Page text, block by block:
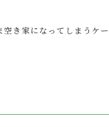
き家になってしまうケ